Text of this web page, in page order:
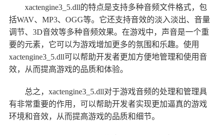
xactengine3_5.dll的特点是支持多种音频文件格式，包
括WAV、MP3、OGG等。它还支持音效的淡入淡出、音量
调节、3D音效等多种音频效果。在游戏中，声音是一个重
要的元素，它可以为游戏增加更多的氛围和乐趣。使用
xactengine3_5.dll可以帮助开发者更加方便地管理和使用音
效，从而提高游戏的品质和体验。
总之，xactengine3_5.dll对于游戏音频的处理和管理具
有非常重要的作用，可以帮助开发者实现更加逼真的游戏
环境和音效，从而提高游戏的品质和细节。